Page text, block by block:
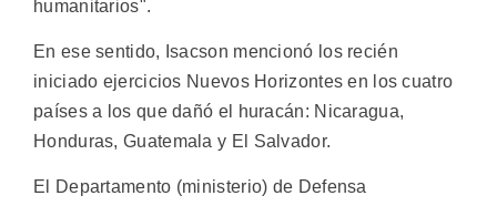
humanitarios".
En ese sentido, Isacson mencionó los recién
iniciado ejercicios Nuevos Horizontes en los cuatro
países a los que dañó el huracán: Nicaragua,
Honduras, Guatemala y El Salvador.
El Departamento (ministerio) de Defensa